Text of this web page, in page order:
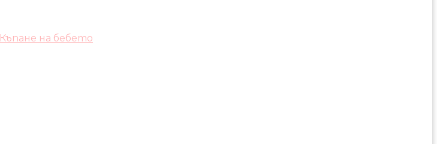
Къпане на бебето